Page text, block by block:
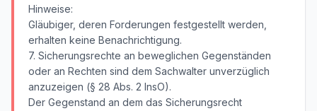
Hinweise:
Gläubiger, deren Forderungen festgestellt werden,
erhalten keine Benachrichtigung.
7. Sicherungsrechte an beweglichen Gegenständen
oder an Rechten sind dem Sachwalter unverzüglich
anzuzeigen (§ 28 Abs. 2 InsO).
Der Gegenstand an dem das Sicherungsrecht